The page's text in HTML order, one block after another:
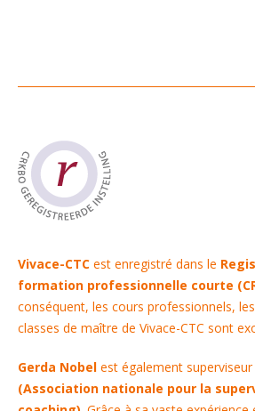
Vivace-CTC est enregistré dans le
formation professionnelle courte
conséquent, les cours professionnels,
classes de maître de Vivace-CTC sont
Gerda Nobel est également superviseur
(Association nationale pour la